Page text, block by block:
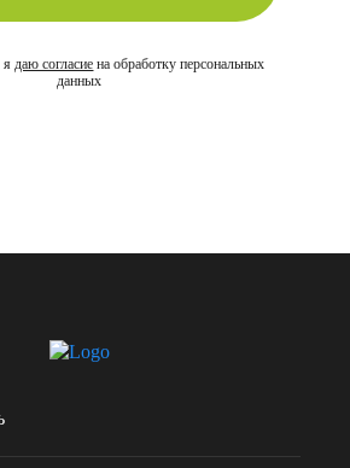
ядаю согласие на обработку персональных
данных